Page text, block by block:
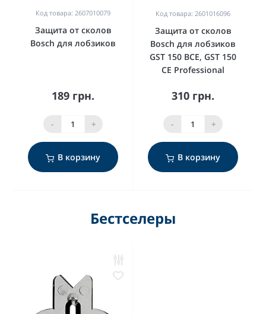
Код товара: 2607010079
Защита от сколов
Bosch для лобзиков
189 грн.
- +
В корзину
Код товара: 2601016096
Защита от сколов
Bosch для лобзиков
GST 150 BCE, GST 150
CE Professional
310 грн.
- +
В корзину
Бестселеры